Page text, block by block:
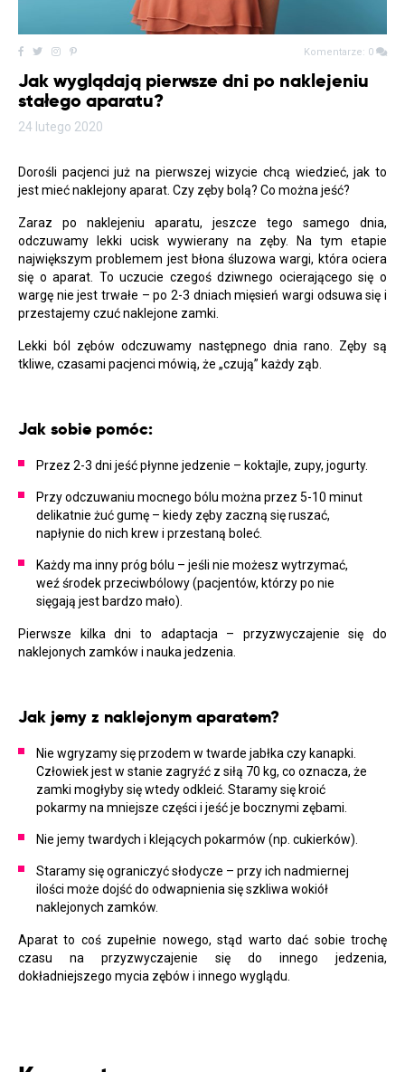
Komentarze: 0
Jak wyglądają pierwsze dni po naklejeniu
stałego aparatu?
24 lutego 2020
Dorośli pacjenci już na pierwszej wizycie chcą wiedzieć, jak to
jest mieć naklejony aparat. Czy zęby bolą? Co można jeść?
Zaraz po naklejeniu aparatu, jeszcze tego samego dnia,
odczuwamy lekki ucisk wywierany na zęby. Na tym etapie
największym problemem jest błona śluzowa wargi, która ociera
się o aparat. To uczucie czegoś dziwnego ocierającego się o
wargę nie jest trwałe – po 2-3 dniach mięsień wargi odsuwa się i
przestajemy czuć naklejone zamki.
Lekki ból zębów odczuwamy następnego dnia rano. Zęby są
tkliwe, czasami pacjenci mówią, że „czują” każdy ząb.
Jak sobie pomóc:
Przez 2-3 dni jeść płynne jedzenie – koktajle, zupy, jogurty.
Przy odczuwaniu mocnego bólu można przez 5-10 minut
delikatnie żuć gumę – kiedy zęby zaczną się ruszać,
napłynie do nich krew i przestaną boleć.
Każdy ma inny próg bólu – jeśli nie możesz wytrzymać,
weź środek przeciwbólowy (pacjentów, którzy po nie
sięgają jest bardzo mało).
Pierwsze kilka dni to adaptacja – przyzwyczajenie się do
naklejonych zamków i nauka jedzenia.
Jak jemy z naklejonym aparatem?
Nie wgryzamy się przodem w twarde jabłka czy kanapki.
Człowiek jest w stanie zagryźć z siłą 70 kg, co oznacza, że
zamki mogłyby się wtedy odkleić. Staramy się kroić
pokarmy na mniejsze części i jeść je bocznymi zębami.
Nie jemy twardych i klejących pokarmów (np. cukierków).
Staramy się ograniczyć słodycze – przy ich nadmiernej
ilości może dojść do odwapnienia się szkliwa wokiół
naklejonych zamków.
Aparat to coś zupełnie nowego, stąd warto dać sobie trochę
czasu na przyzwyczajenie się do innego jedzenia,
dokładniejszego mycia zębów i innego wyglądu.